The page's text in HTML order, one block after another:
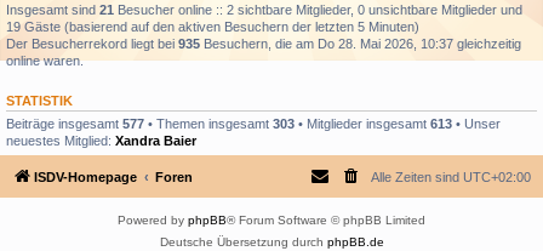
Insgesamt sind 21 Besucher online :: 2 sichtbare Mitglieder, 0 unsichtbare Mitglieder und
19 Gäste (basierend auf den aktiven Besuchern der letzten 5 Minuten)
Der Besucherrekord liegt bei 935 Besuchern, die am Do 28. Mai 2026, 10:37 gleichzeitig
online waren.
STATISTIK
Beiträge insgesamt 577 • Themen insgesamt 303 • Mitglieder insgesamt 613 • Unser
neuestes Mitglied: Xandra Baier
ISDV-Homepage Foren Alle Zeiten sind UTC+02:00
Powered by phpBB® Forum Software © phpBB Limited
Deutsche Übersetzung durch phpBB.de